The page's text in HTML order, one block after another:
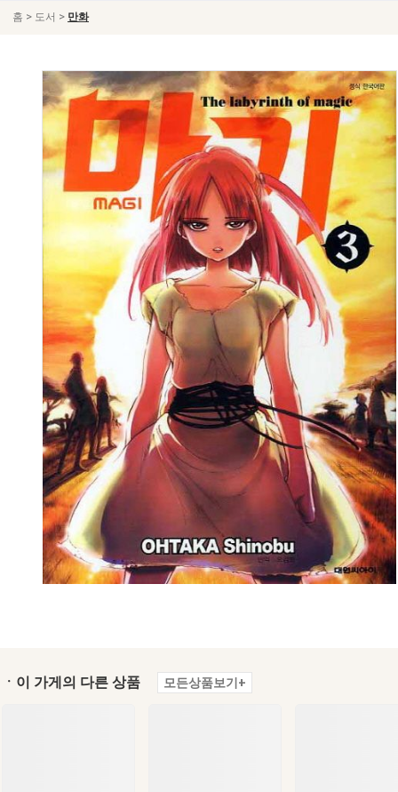
홈 > 도서 > 만화
ㆍ이 가게의 다른 상품 모든상품보기+